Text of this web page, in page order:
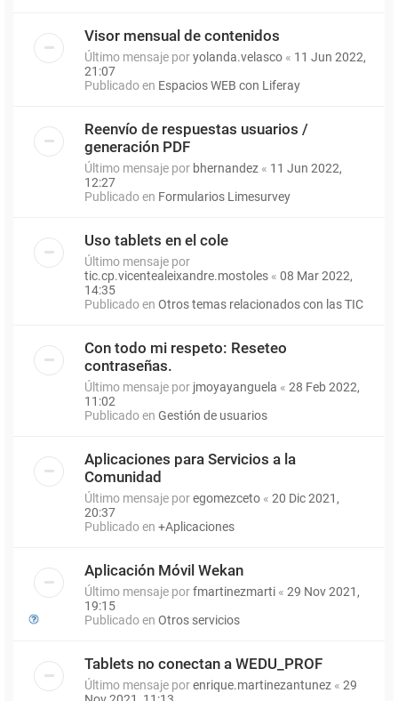
Visor mensual de contenidos
Último mensaje poryolanda.velasco « 11 Jun 2022,
21:07
Publicado en Espacios WEB con Liferay
Reenvío de respuestas usuarios /
generación PDF
Último mensaje por bhernandez « 11 Jun 2022,
12:27
Publicado en Formularios Limesurvey
Uso tablets en el cole
Último mensaje por
tic.cp.vicentealeixandre.mostoles « 08 Mar 2022,
14:35
Publicado en Otros temas relacionados con las TIC
Con todo mi respeto: Reseteo
contraseñas.
Último mensaje por jmoyayanguela « 28 Feb 2022,
11:02
Publicado en Gestión de usuarios
Aplicaciones para Servicios a la
Comunidad
Último mensaje poregomezceto « 20 Dic 2021,
20:37
Publicado en +Aplicaciones
Aplicación Móvil Wekan
Último mensaje porfmartinezmarti « 29 Nov 2021,
19:15
Publicado en Otros servicios
Tablets no conectan a WEDU_PROF
Último mensaje porenrique.martinezantunez « 29